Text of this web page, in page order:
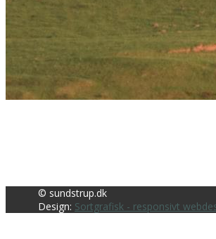
© sundstrup.dk
Design: Sortgrafisk - responsivt